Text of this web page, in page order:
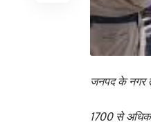
जनपद के नगर
1700 से अधिक